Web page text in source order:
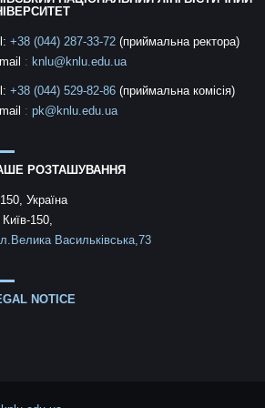
+38 (044) 287-33-72 (приймальна ректора)
: knlu@knlu.edu.ua
+38 (044) 529-82-86 (приймальна комісія)
: pk@knlu.edu.ua
РОЗТАШУВАННЯ
Україна
150,
Васильківська,73
NOTICE